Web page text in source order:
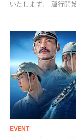
いたします。 運行開
2025年9月12日(金)よ